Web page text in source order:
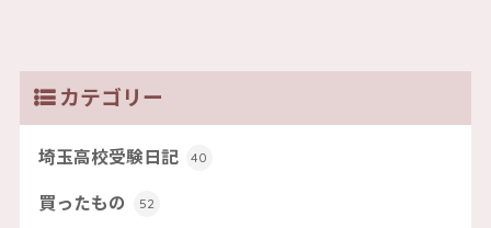
カテゴリー
埼玉高校受験日記 40
買ったもの 52